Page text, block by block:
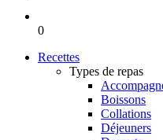
0
Recettes
Types de repas
Boissons
Collations
Déjeuners